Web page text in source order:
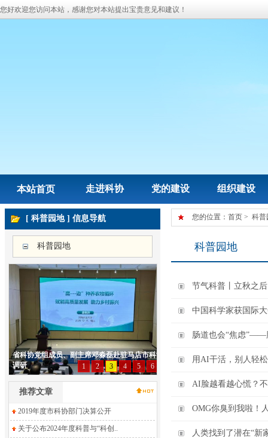
您好欢迎您访问本站，感谢您对本站提出宝贵意见和建议！
本站首页 走进科协 党的建设 组织建设
[ 科普园地 ] 信息导航
科普园地
推荐文章
2019年度市科协部门决算公开
关于公布2024年度科普与“科创..
您的位置： 首页> 科普
科普园地
节气科普丨立秋之
中国科学家获国际
肠道也会“焦虑”——
用AI干活，别人轻
AI脸越看越心慌？
OMG你臭到我啦！
人类找到了潜在“新